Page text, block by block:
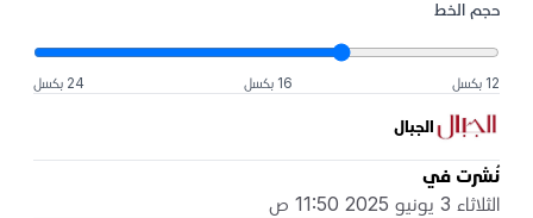
حجم الخط
12 بكسل 16 بكسل 24 بكسل
الجبال
نُشرت في
الثلاثاء 3 يونيو 2025 11:50 ص